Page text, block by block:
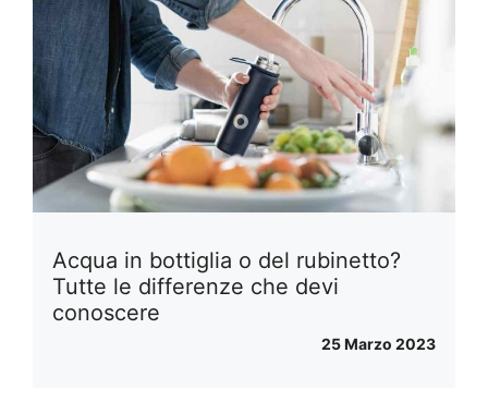
Acqua in bottiglia o del rubinetto?
Tutte le differenze che devi
conoscere
25 Marzo 2023